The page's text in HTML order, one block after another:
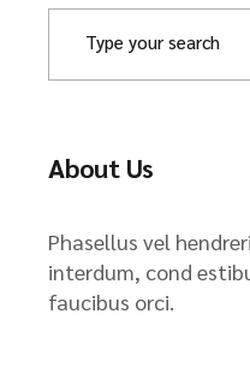
About Us
Phasellus vel
interdum, cond
faucibus orci.